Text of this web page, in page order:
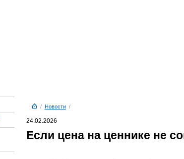
/ Новости/
24.02.2026
Если цена на ценнике не